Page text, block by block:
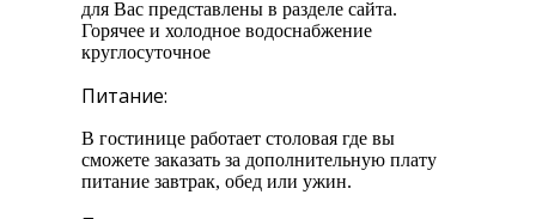
для Вас представлены в разделе сайта.
Горячее и холодное водоснабжение
круглосуточное
Питание:
В гостинице работает столовая где вы
сможете заказать за дополнительную плату
питание завтрак, обед или ужин.